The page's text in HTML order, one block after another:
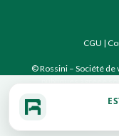
CGU |
© Rossini – Société